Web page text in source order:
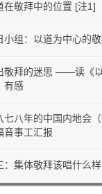
在敬拜中的位置 [注1]
小组：以道为中心的
敬拜的迷思 ——读《
有感
七八年的中国内地会
音事工汇报
：集体敬拜该唱什么样